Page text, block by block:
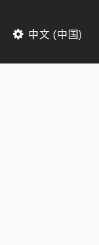
中文 (中国)